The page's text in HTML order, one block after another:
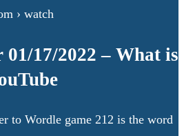
› watch
17/2022 – What is
to Wordle game 212 is the word